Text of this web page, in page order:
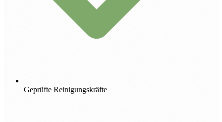
Geprüfte Reinigungskräfte